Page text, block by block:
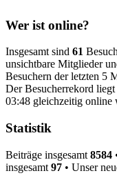
Wer ist online?
Insgesamt sind 61
unsichtbare Mitglieder
Besuchern der letzten 5
Der Besucherrekord liegt
03:48 gleichzeitig online
Statistik
Beiträge insgesamt 8584
insgesamt 97 • Unser